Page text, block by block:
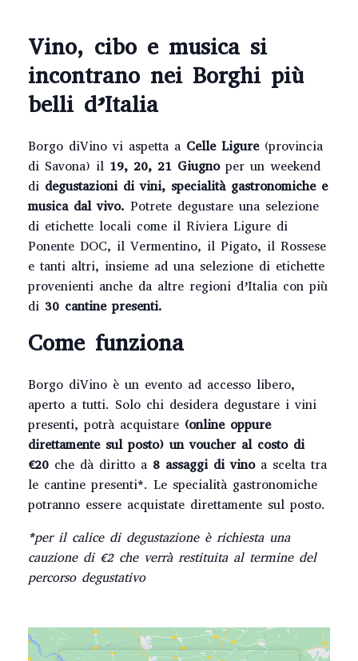
Vino, cibo e musica si
incontrano nei Borghi più
belli d’Italia
Borgo diVino vi aspetta a Celle Ligure (provincia
di Savona) il 19, 20, 21 Giugnoper un weekend
di degustazioni di vini, specialità gastronomiche e
musica dal vivo. Potrete degustare una selezione
di etichette locali come il Riviera Ligure di
Ponente DOC, il Vermentino, il Pigato, il Rossese
e tanti altri, insieme ad una selezione di etichette
provenienti anche da altre regioni d’Italia con più
di 30 cantine presenti.
Come funziona
Borgo diVino è un evento ad accesso libero,
aperto a tutti. Solo chi desidera degustare i vini
presenti, potrà acquistare (online oppure
direttamente sul posto) un voucher al costo di
€20 che dà diritto a 8 assaggi di vinoa scelta tra
le cantine presenti*. Le specialità gastronomiche
potranno essere acquistate direttamente sul posto.
*per il calice di degustazione è richiesta una
cauzione di €2 che verrà restituita al termine del
percorso degustativo